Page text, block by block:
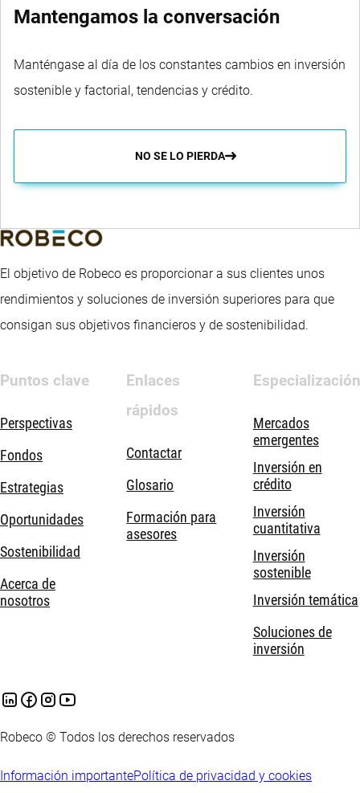
Mantengamos la conversación
Manténgase al día de los constantes cambios en inversión
sostenible y factorial, tendencias y crédito.
NO SE LO PIERDA
El objetivo de Robeco es proporcionar a sus clientes unos
rendimientos y soluciones de inversión superiores para que
consigan sus objetivos financieros y de sostenibilidad.
Puntos clave
Perspectivas
Fondos
Estrategias
Oportunidades
Sostenibilidad
Acerca de
nosotros
Enlaces
rápidos
Contactar
Glosario
Formación para
asesores
Especialización
Mercados
emergentes
Inversión en
crédito
Inversión
cuantitativa
Inversión
sostenible
Inversión temática
Soluciones de
inversión
Robeco © Todos los derechos reservados
Información importantePolítica de privacidad y cookies